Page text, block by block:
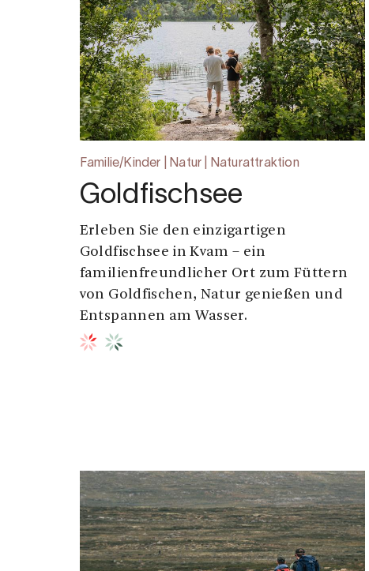
Familie/Kinder | Natur | Naturattraktion
Goldfischsee
Erleben Sie den einzigartigen
Goldfischsee in Kvam – ein
familienfreundlicher Ort zum Füttern
von Goldfischen, Natur genießen und
Entspannen am Wasser.